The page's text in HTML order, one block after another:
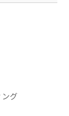
グ